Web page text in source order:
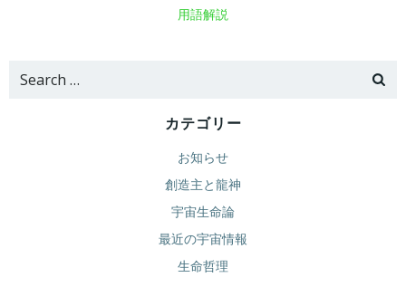
用語解説
Search
カテゴリー
お知らせ
創造主と龍神
宇宙生命論
最近の宇宙情報
生命哲理